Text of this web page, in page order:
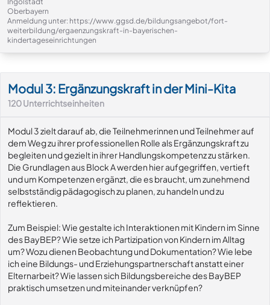
Oberbayern
Anmeldung unter: https://www.ggsd.de/bildungsangebot/fort-
weiterbildung/ergaenzungskraft-in-bayerischen-
kindertageseinrichtungen
Modul 3: Ergänzungskraft in der Mini-Kita
120Unterrichtseinheiten
Modul 3 zielt darauf ab, die Teilnehmerinnen und Teilnehmer auf
dem Weg zu ihrer professionellen Rolle als Ergänzungskraft zu
begleiten und gezielt in ihrer Handlungskompetenz zu stärken.
Die Grundlagen aus Block A werden hier aufgegriffen, vertieft
und um Kompetenzen ergänzt, die es braucht, um zunehmend
selbstständig pädagogisch zu planen, zu handeln und zu
reflektieren.
Zum Beispiel: Wie gestalte ich Interaktionen mit Kindern im Sinne
des BayBEP? Wie setze ich Partizipation von Kindern im Alltag
um? Wozu dienen Beobachtung und Dokumentation? Wie lebe
ich eine Bildungs- und Erziehungspartnerschaft anstatt einer
Elternarbeit? Wie lassen sich Bildungsbereiche des BayBEP
praktisch umsetzen und miteinander verknüpfen?